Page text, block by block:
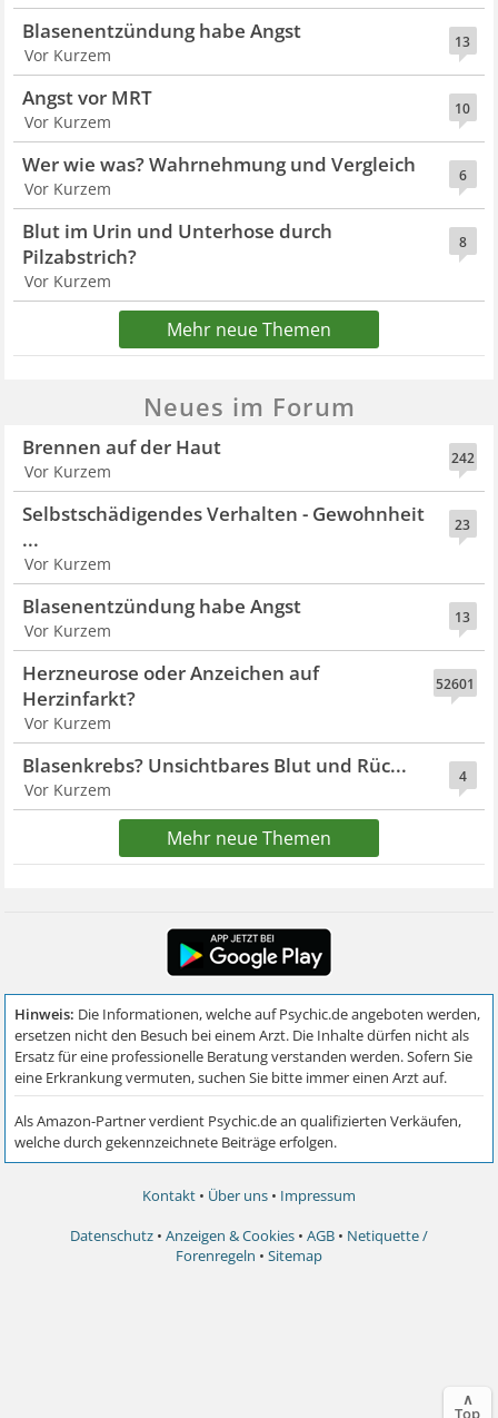
13
Blasenentzündung habe Angst
Vor Kurzem
10
Angst vor MRT
Vor Kurzem
6
Wer wie was? Wahrnehmung und Vergleich
Vor Kurzem
8
Blut im Urin und Unterhose durch
Pilzabstrich?
Vor Kurzem
Mehr neue Themen
Neues im Forum
242
Brennen auf der Haut
Vor Kurzem
23
Selbstschädigendes Verhalten - Gewohnheit
...
Vor Kurzem
13
Blasenentzündung habe Angst
Vor Kurzem
52601
Herzneurose oder Anzeichen auf
Herzinfarkt?
Vor Kurzem
4
Blasenkrebs? Unsichtbares Blut und Rüc...
Vor Kurzem
Mehr neue Themen
Kontakt • Über uns • Impressum
Datenschutz • Anzeigen & Cookies • AGB • Netiquette /
Forenregeln • Sitemap
∧
Top